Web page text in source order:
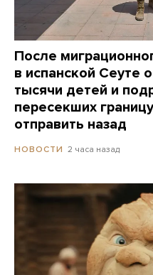
После
в испанской Сеуте
тысячи детей и
пересекших
отправить назад
НОВОСТИ 2 часа назад